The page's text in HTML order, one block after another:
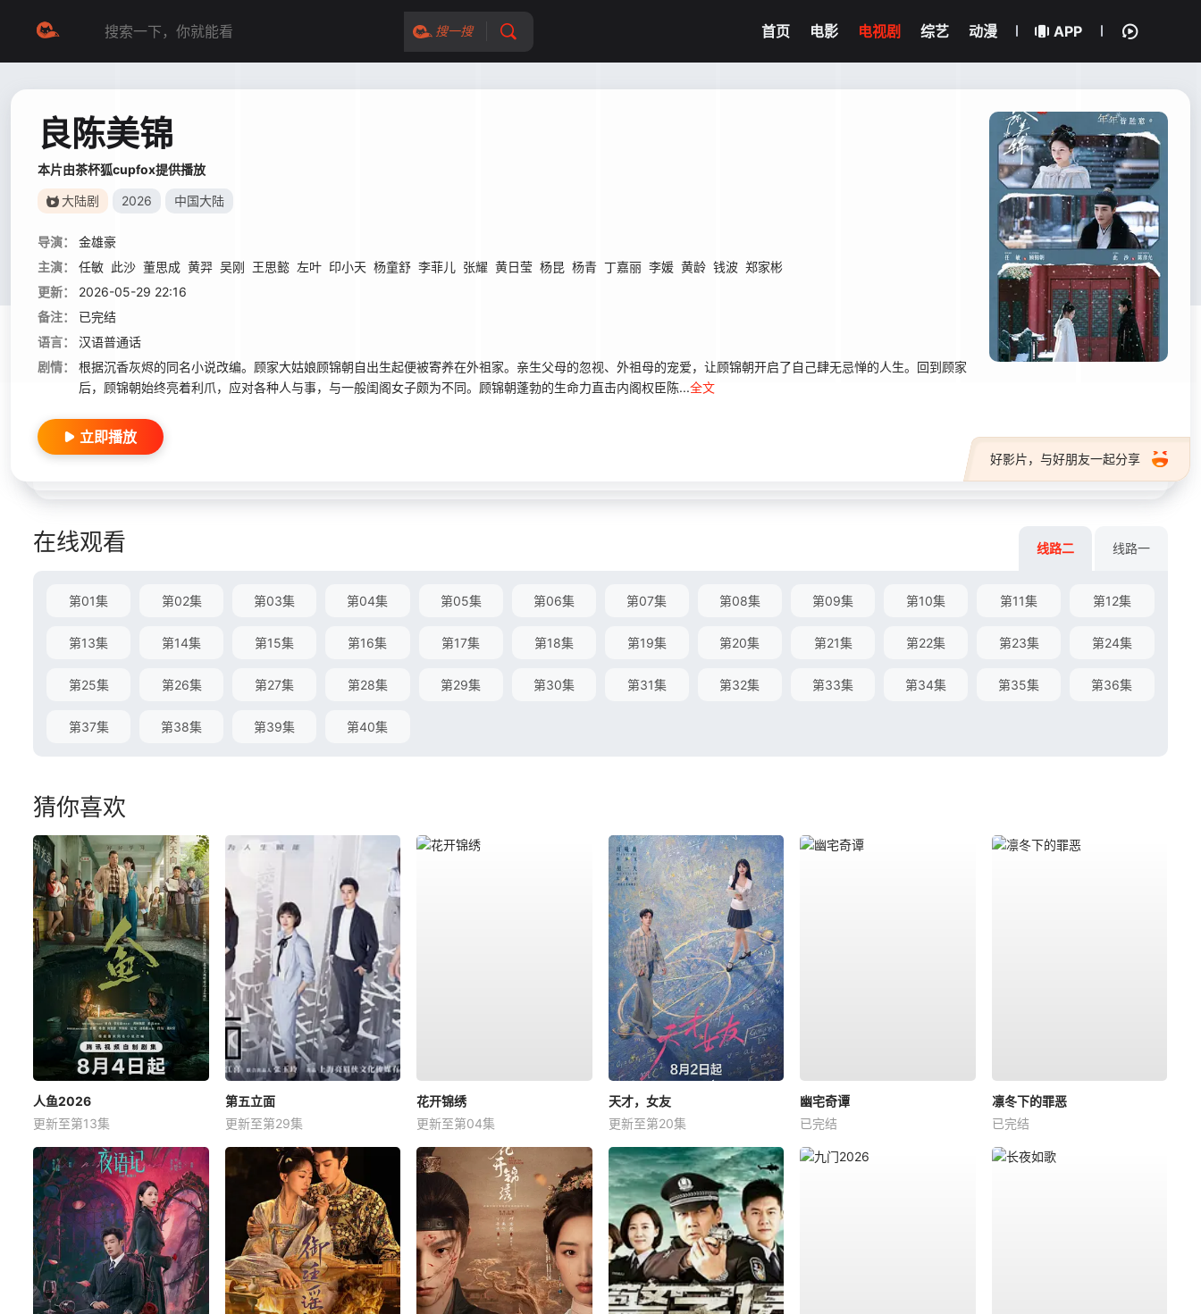
搜一搜 首页 电影 电视剧 综艺 动漫 APP
良陈美锦
本片由茶杯狐cupfox提供播放
大陆剧 2026 中国大陆
导演：
金雄豪
主演：
任敏 此沙 董思成 黄羿 吴刚 王思懿 左叶 印小天 杨童舒 李菲儿 张耀 黄日莹 杨昆 杨青 丁嘉丽 李媛 黄龄 钱波 郑家彬
更新：
2026-05-29 22:16
备注：
已完结
语言：
汉语普通话
剧情：
根据沉香灰烬的同名小说改编。顾家大姑娘顾锦朝自出生起便被寄养在外祖家。亲生父母的忽视、外祖母的宠爱，让顾锦朝开启了自己肆无忌惮的人生。回到顾家
后，顾锦朝始终亮着利爪，应对各种人与事，与一般闺阁女子颇为不同。顾锦朝蓬勃的生命力直击内阁权臣陈...全文
好影片，与好朋友一起分享
立即播放
在线观看 线路二 线路一
第01集 第02集 第03集 第04集 第05集 第06集 第07集 第08集 第09集 第10集 第11集 第12集
第13集 第14集 第15集 第16集 第17集 第18集 第19集 第20集 第21集 第22集 第23集 第24集
第25集 第26集 第27集 第28集 第29集 第30集 第31集 第32集 第33集 第34集 第35集 第36集
第37集 第38集 第39集 第40集
猜你喜欢
人鱼2026
更新至第13集
第五立面
更新至第29集
花开锦绣
更新至第04集
天才，女友
更新至第20集
幽宅奇谭
已完结
凛冬下的罪恶
已完结